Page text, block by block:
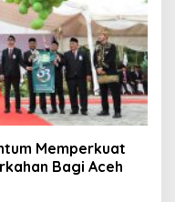
Memperkuat
Bagi Aceh